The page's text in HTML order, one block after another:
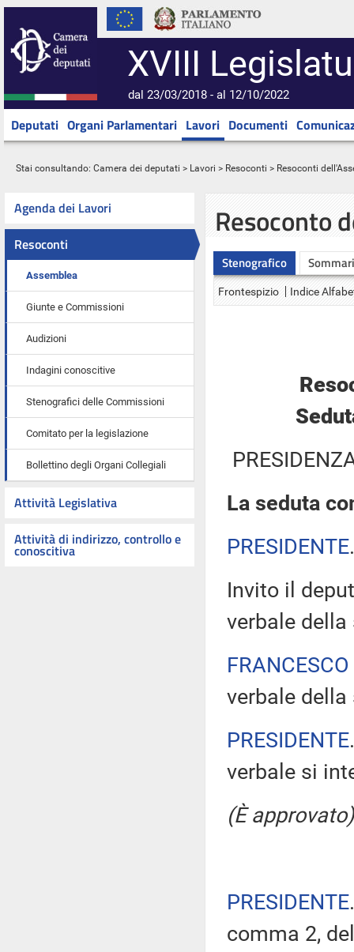
XVIII
dal 23/03/2018 - al 12/10/2022
Deputati Organi Parlamentari Lavori Documenti
Stai consultando: Camera dei deputati > Lavori > Resoconti > Resoconti
Agenda dei Lavori
Resoconti
Assemblea
Giunte e Commissioni
Audizioni
Indagini conoscitive
Stenografici delle Commissioni
Comitato per la legislazione
Bollettino degli Organi Collegiali
Attività Legislativa
Attività di indirizzo, controllo e
conoscitiva
Resoconto
Stenografico
Frontespizio Indice
La seduta
PRESIDENTE
Invito il
verbale della
verbale
PRESIDENTE
verbale si
(È approvato)
PRESIDENTE
comma 2,